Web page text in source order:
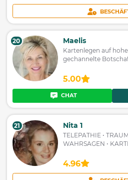
20 Maelis
Kartenlegen auf
gechannelte
5.00
CHAT
21 Nita 1
TELEPATHIE •
WAHRSAGEN •
4.96